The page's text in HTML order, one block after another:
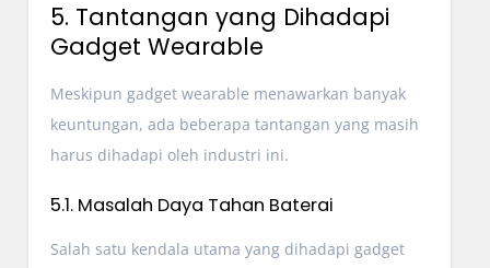
5. Tantangan yang Dihadapi
Gadget Wearable
Meskipun gadget wearable menawarkan banyak
keuntungan, ada beberapa tantangan yang masih
harus dihadapi oleh industri ini.
5.1. Masalah Daya Tahan Baterai
Salah satu kendala utama yang dihadapi gadget